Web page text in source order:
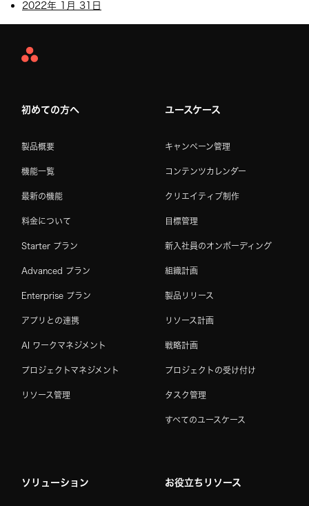
2022年 1月 31日
Asana
初めての方へ
製品概要
機能一覧
最新の機能
料金について
Starter プラン
Advanced プラン
Enterprise プラン
アプリとの連携
AI ワークマネジメント
プロジェクトマネジメント
リソース管理
ユースケース
キャンペーン管理
コンテンツカレンダー
クリエイティブ制作
目標管理
新入社員のオンボーディング
組織計画
製品リリース
リソース計画
戦略計画
プロジェクトの受け付け
タスク管理
すべてのユースケース
ソリューション お役立ちリソース